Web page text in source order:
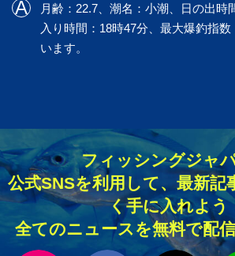
月齢：22.7、潮名：小潮、日の出時
入り時間：18時47分、最大爆釣指
います。
フィッシングジャ
公式SNSを利用して、最新記
く手に入れよう
全てのニュースを無料で配